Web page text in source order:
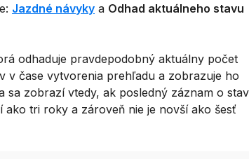
Jazdné návyky a Odhad aktuálneho stavu
odhaduje pravdepodobný aktuálny počet
v čase vytvorenia prehľadu a zobrazuje ho
sa zobrazí vtedy, ak posledný záznam o
ako tri roky a zároveň nie je novší ako šesť